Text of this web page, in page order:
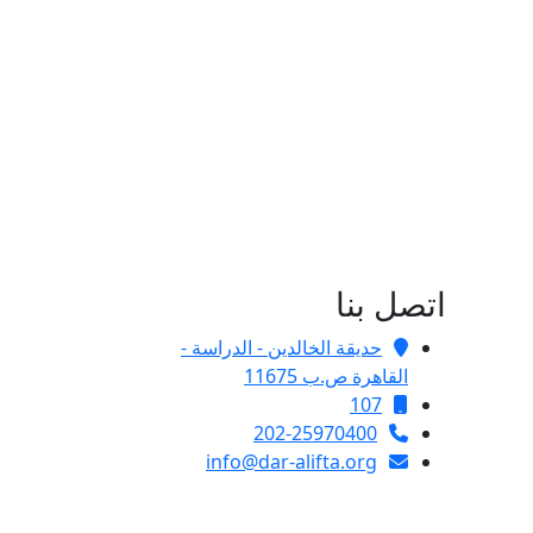
اتصل بنا
حديقة الخالدين - الدراسة -
القاهرة ص.ب 11675
107
202-25970400
info@dar-alifta.org